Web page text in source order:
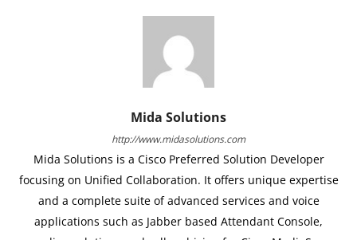
Mida Solutions
http://www.midasolutions.com
Mida Solutions is a Cisco Preferred Solution Developer
focusing on Unified Collaboration. It offers unique expertise
and a complete suite of advanced services and voice
applications such as Jabber based Attendant Console,